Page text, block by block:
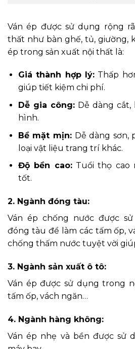
Ván ép được sử dụng rộng
thất như bàn ghế, tủ, giường,
ép trong sản xuất nội thất là:
Giá thành hợp lý: Thấp
giúp tiết kiệm chi phí.
Dễ gia công:Dễ dàng cắt,
hình.
Bề mặt mịn:Dễ dàng sơn,
loại vật liệu trang trí khác.
Độ bền cao:Tuổi thọ cao
tốt.
2. Ngành đóng tàu:
Ván ép chống nước được
đóng tàu để làm các tấm ốp,
chống thấm nước tuyệt vời
3. Ngành sản xuất ô tô:
Ván ép được sử dụng trong
tấm ốp, vách ngăn…
4. Ngành hàng không:
Ván ép nhẹ và bền được sử